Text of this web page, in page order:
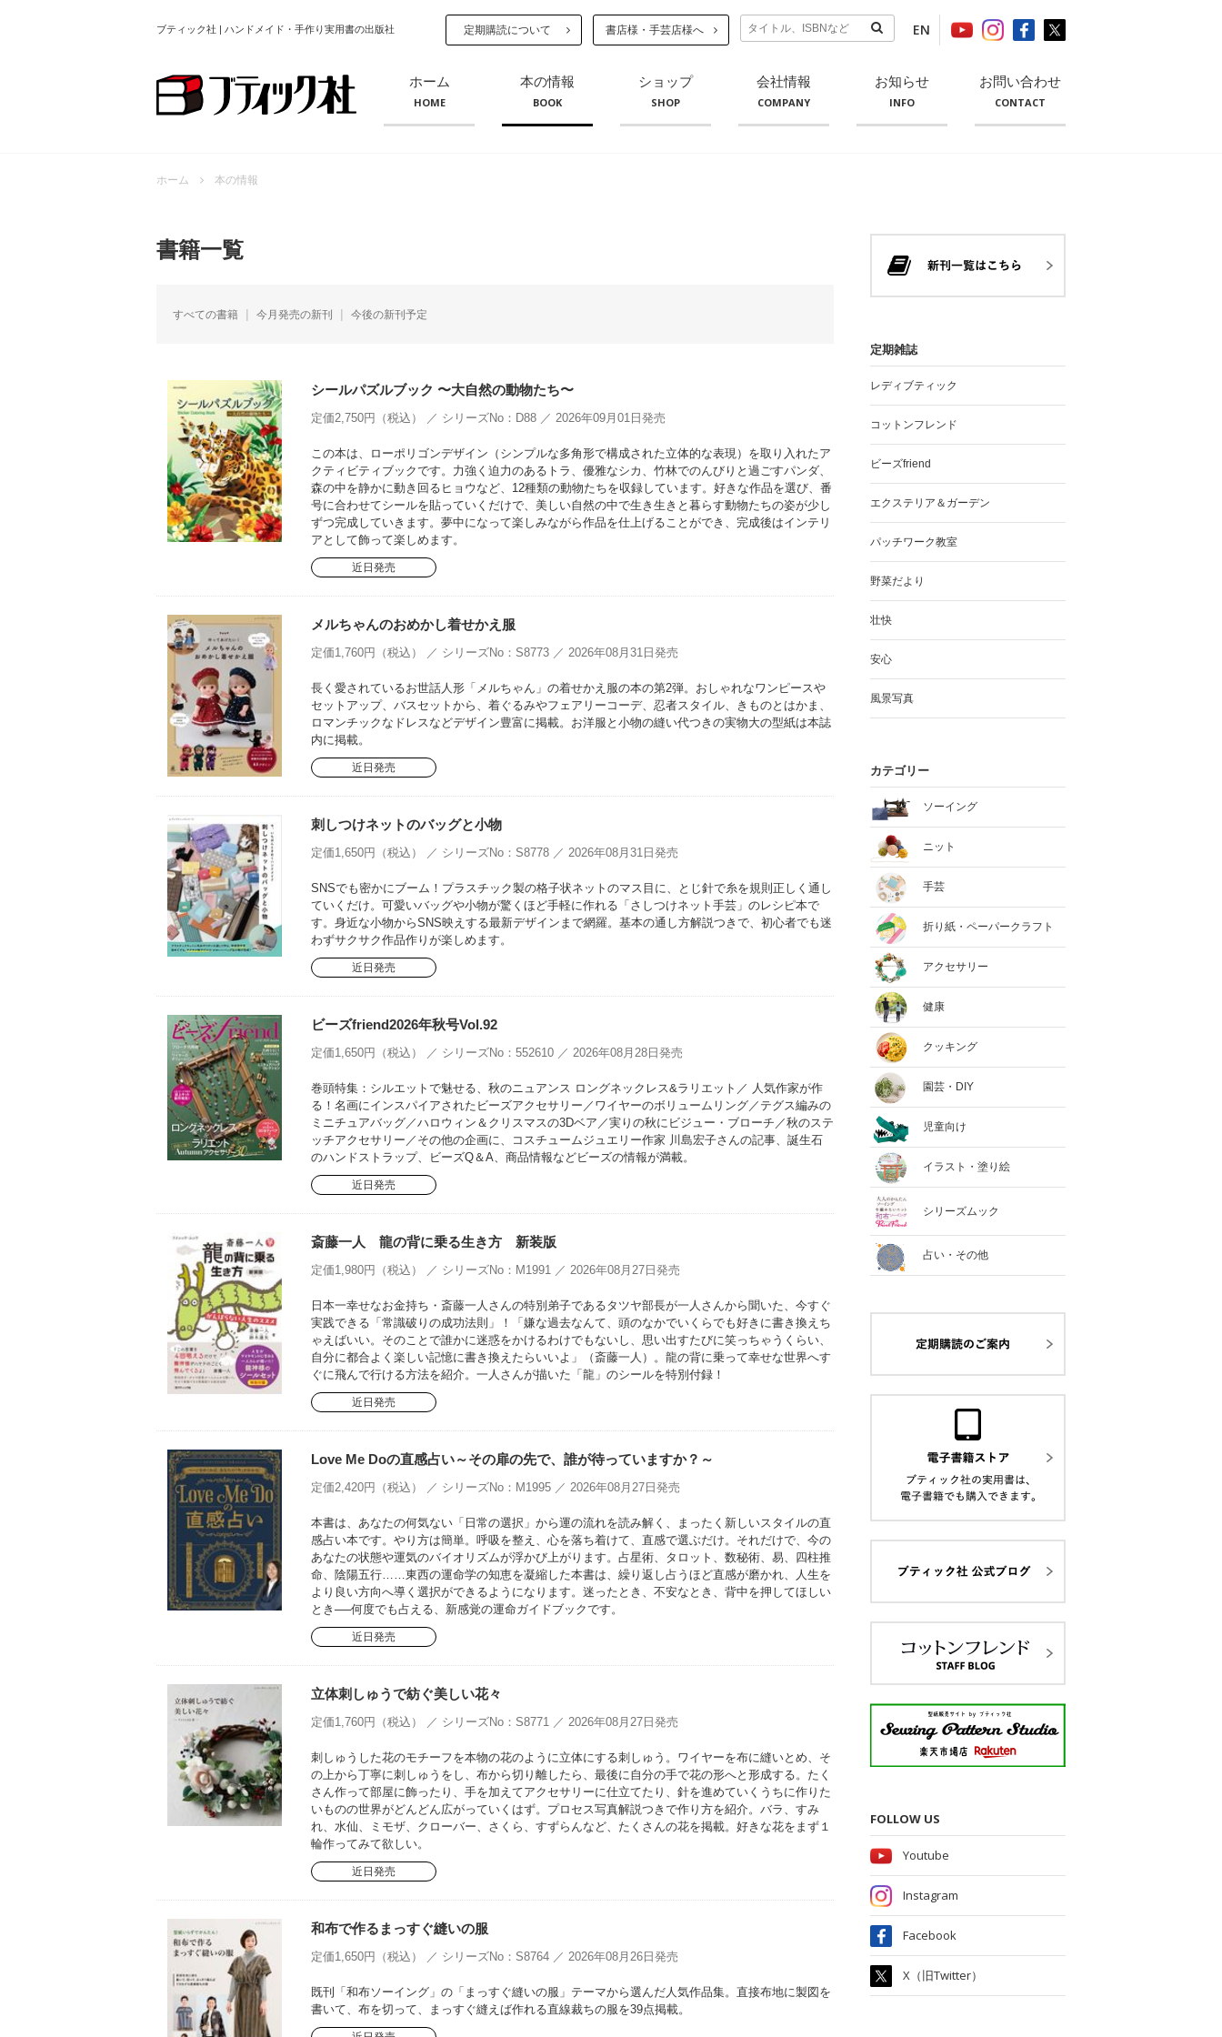
ブティック社 | ハンドメイド・手作り実用書の出版社 定期購読について 書店様・手芸店様へ EN
ホーム
HOME
本の情報
BOOK
ショップ
SHOP
会社情報
COMPANY
お知らせ
INFO
お問い合わせ
CONTACT
ホーム 本の情報
書籍一覧
すべての書籍 今月発売の新刊 今後の新刊予定
シールパズルブック 〜大自然の動物たち〜
定価2,750円（税込） ／ シリーズNo：D88 ／ 2026年09月01日発売
この本は、ローポリゴンデザイン（シンプルな多角形で構成された立体的な表現）を取り入れたア
クティビティブックです。力強く迫力のあるトラ、優雅なシカ、竹林でのんびりと過ごすパンダ、
森の中を静かに動き回るヒョウなど、12種類の動物たちを収録しています。好きな作品を選び、番
号に合わせてシールを貼っていくだけで、美しい自然の中で生き生きと暮らす動物たちの姿が少し
ずつ完成していきます。夢中になって楽しみながら作品を仕上げることができ、完成後はインテリ
アとして飾って楽しめます。
近日発売
メルちゃんのおめかし着せかえ服
定価1,760円（税込） ／ シリーズNo：S8773 ／ 2026年08月31日発売
長く愛されているお世話人形「メルちゃん」の着せかえ服の本の第2弾。おしゃれなワンピースや
セットアップ、バスセットから、着ぐるみやフェアリーコーデ、忍者スタイル、きものとはかま、
ロマンチックなドレスなどデザイン豊富に掲載。お洋服と小物の縫い代つきの実物大の型紙は本誌
内に掲載。
近日発売
刺しつけネットのバッグと小物
定価1,650円（税込） ／ シリーズNo：S8778 ／ 2026年08月31日発売
SNSでも密かにブーム！プラスチック製の格子状ネットのマス目に、とじ針で糸を規則正しく通し
ていくだけ。可愛いバッグや小物が驚くほど手軽に作れる「さしつけネット手芸」のレシピ本で
す。身近な小物からSNS映えする最新デザインまで網羅。基本の通し方解説つきで、初心者でも迷
わずサクサク作品作りが楽しめます。
近日発売
ビーズfriend2026年秋号Vol.92
定価1,650円（税込） ／ シリーズNo：552610 ／ 2026年08月28日発売
巻頭特集：シルエットで魅せる、秋のニュアンス ロングネックレス&ラリエット／ 人気作家が作
る！名画にインスパイアされたビーズアクセサリー／ワイヤーのボリュームリング／テグス編みの
ミニチュアバッグ／ハロウィン＆クリスマスの3Dベア／実りの秋にビジュー・ブローチ／秋のステ
ッチアクセサリー／その他の企画に、コスチュームジュエリー作家 川島宏子さんの記事、誕生石
のハンドストラップ、ビーズQ＆A、商品情報などビーズの情報が満載。
近日発売
斎藤一人 龍の背に乗る生き方 新装版
定価1,980円（税込） ／ シリーズNo：M1991 ／ 2026年08月27日発売
日本一幸せなお金持ち・斎藤一人さんの特別弟子であるタツヤ部長が一人さんから聞いた、今すぐ
実践できる「常識破りの成功法則」！「嫌な過去なんて、頭のなかでいくらでも好きに書き換えち
ゃえばいい。そのことで誰かに迷惑をかけるわけでもないし、思い出すたびに笑っちゃうくらい、
自分に都合よく楽しい記憶に書き換えたらいいよ」（斎藤一人）。龍の背に乗って幸せな世界へす
ぐに飛んで行ける方法を紹介。一人さんが描いた「龍」のシールを特別付録！
近日発売
Love Me Doの直感占い～その扉の先で、誰が待っていますか？～
定価2,420円（税込） ／ シリーズNo：M1995 ／ 2026年08月27日発売
本書は、あなたの何気ない「日常の選択」から運の流れを読み解く、まったく新しいスタイルの直
感占い本です。やり方は簡単。呼吸を整え、心を落ち着けて、直感で選ぶだけ。それだけで、今の
あなたの状態や運気のバイオリズムが浮かび上がります。占星術、タロット、数秘術、易、四柱推
命、陰陽五行……東西の運命学の知恵を凝縮した本書は、繰り返し占うほど直感が磨かれ、人生を
より良い方向へ導く選択ができるようになります。迷ったとき、不安なとき、背中を押してほしい
とき──何度でも占える、新感覚の運命ガイドブックです。
近日発売
立体刺しゅうで紡ぐ美しい花々
定価1,760円（税込） ／ シリーズNo：S8771 ／ 2026年08月27日発売
刺しゅうした花のモチーフを本物の花のように立体にする刺しゅう。ワイヤーを布に縫いとめ、そ
の上から丁寧に刺しゅうをし、布から切り離したら、最後に自分の手で花の形へと形成する。たく
さん作って部屋に飾ったり、手を加えてアクセサリーに仕立てたり、針を進めていくうちに作りた
いものの世界がどんどん広がっていくはず。プロセス写真解説つきで作り方を紹介。バラ、すみ
れ、水仙、ミモザ、クローバー、さくら、すずらんなど、たくさんの花を掲載。好きな花をまず１
輪作ってみて欲しい。
近日発売
和布で作るまっすぐ縫いの服
定価1,650円（税込） ／ シリーズNo：S8764 ／ 2026年08月26日発売
既刊「和布ソーイング」の「まっすぐ縫いの服」テーマから選んだ人気作品集。直接布地に製図を
書いて、布を切って、まっすぐ縫えば作れる直線裁ちの服を39点掲載。
定期雑誌
レディブティック
コットンフレンド
ビーズfriend
エクステリア＆ガーデン
パッチワーク教室
野菜だより
壮快
安心
風景写真
カテゴリー
ソーイング
ニット
手芸
折り紙・ペーパークラフト
アクセサリー
健康
クッキング
園芸・DIY
児童向け
イラスト・塗り絵
シリーズムック
占い・その他
FOLLOW US
Youtube
Instagram
Facebook
X（旧Twitter）